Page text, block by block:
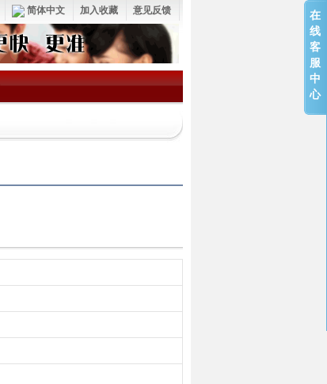
意见反馈
加入收藏
简体中文
在
线
客
服
中
心